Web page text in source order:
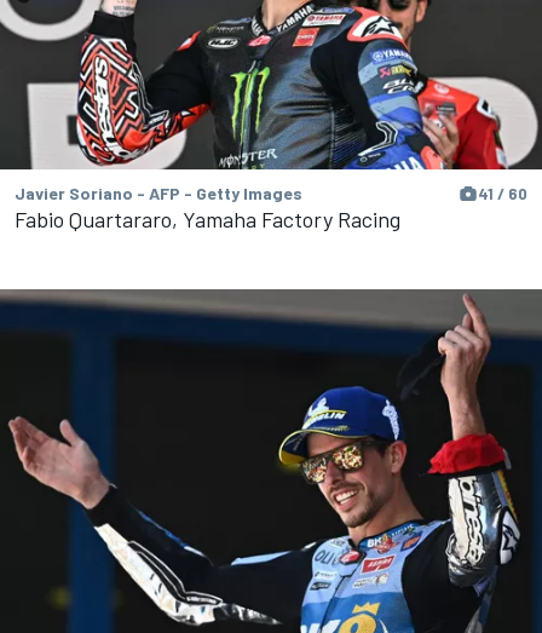
Javier Soriano - AFP - Getty Images 41 / 60
Fabio Quartararo, Yamaha Factory Racing